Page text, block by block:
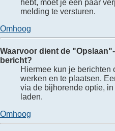
hebt, moet je een paar
melding te versturen.
Omhoog
Waarvoor dient de
bericht?
Hiermee kun je berichten
werken en te plaatsen.
via de bijhorende optie,
laden.
Omhoog